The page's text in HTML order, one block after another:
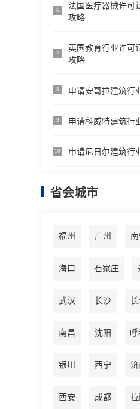
6
法国医疗器械许可
攻略
7
英国教育行业许可
攻略
8 申请安哥拉建筑行
9 申请科威特建筑行
10 申请尼日尔建筑行
省会城市
福州 广州 南
海口 石家庄
武汉 长沙
南昌 沈阳
银川 西宁
西安 成都